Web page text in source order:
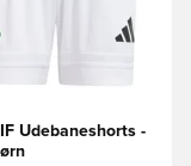
Udebaneshorts -